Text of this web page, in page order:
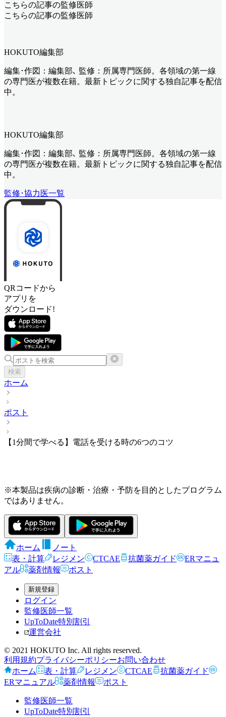
こちらの記事の監修医師
こちらの記事の監修医師
HOKUTO編集部
編集･作図：編集部､ 監修：所属専門医師。各領域の第一線
の専門医が複数在籍。最新トピックに関する独自記事を配信
中。
HOKUTO編集部
編集･作図：編集部､ 監修：所属専門医師。各領域の第一線
の専門医が複数在籍。最新トピックに関する独自記事を配信
中。
監修･協力医一覧
QRコードから
アプリを
ダウンロード!
検索
ホーム
ポスト
【1分間で学べる】電話を受ける時の6つのコツ
※本製品は疾病の診断・治療・予防を目的としたプログラム
ではありません。
ホーム
ノート
表・計算
レジメン CTCAE 抗菌薬ガイド
ERマニュ
アル
薬剤情報 ポスト
新規登録
ログイン
監修医師一覧
UpToDate特別割引
運営会社
© 2021 HOKUTO Inc. All rights reserved.
利用規約プライバシーポリシーお問い合わせ
ホーム
表・計算 レジメン CTCAE
抗菌薬ガイド
ERマニュアル
薬剤情報 ポスト
監修医師一覧
UpToDate特別割引